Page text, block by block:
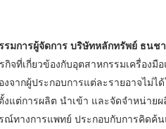
มการผู้จัดการ บริษัทหลักทรัพย์ ธนช
จที่เกี่ยวข้องกับอุตสาหกรรมเครื่อง
งจากผู้ประกอบการแต่ละรายอาจไ
งแต่การผลิต นำเข้า และจัดจำหน่า
ณ์ทางการแพทย์ ประกอบกับการคิด